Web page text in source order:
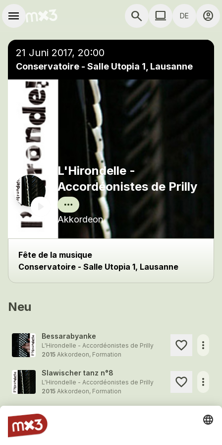
Zum Hauptinhalt springen
Hauptnavigation
menu search COMPUTER
computer DE account_circle
21 Juni 2017, 20:00
Conservatoire - Salle Utopia 1, Lausanne
L'Hirondelle -
Accordéonistes de Prilly
Akkordeon
Fête de la musique
Conservatoire - Salle Utopia 1, Lausanne
Neu
Bessarabyanke
L'Hirondelle - Accordéonistes de Prilly
2015 Akkordeon, Formation
more_horiz
Slawischer tanz n°8
L'Hirondelle - Accordéonistes de Prilly
2015 Akkordeon, Formation
more_horiz
L'Hirondelle - Accordéonistes de Prilly
2015
more_horiz
Einer Wiedergabeliste hinzufügen close